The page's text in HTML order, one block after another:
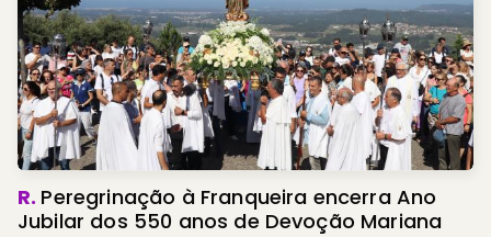
R. Peregrinação à Franqueira encerra Ano
Jubilar dos 550 anos de Devoção Mariana